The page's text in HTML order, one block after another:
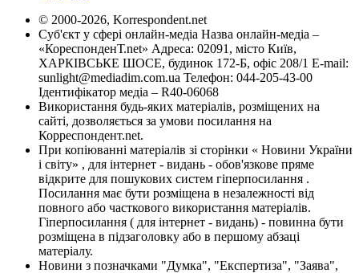
© 2000-2026, Korrespondent.net
Суб'єкт у сфері онлайн-медіа Назва онлайн-медіа –
«КореспонденТ.net» Адреса: 02091, місто Київ,
ХАРКІВСЬКЕ ШОСЕ, будинок 172-Б, офіс 208/1 E-mail:
sunlight@mediadim.com.ua Телефон: 044-205-43-00
Ідентифікатор медіа – R40-06068
Використання будь-яких матеріалів, розміщених на
сайті, дозволяється за умови посилання на
Корреспондент.net.
При копіюванні матеріалів зі сторінки « Новини України
і світу» , для інтернет - видань - обов'язкове пряме
відкрите для пошукових систем гіперпосилання .
Посилання має бути розміщена в незалежності від
повного або часткового використання матеріалів.
Гіперпосилання ( для інтернет - видань) - повинна бути
розміщена в підзаголовку або в першому абзаці
матеріалу.
Новини з позначками "Думка", "Експертиза", "Заява",